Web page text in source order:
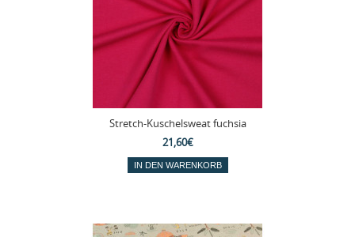
Stretch-Kuschelsweat fuchsia
21,60€